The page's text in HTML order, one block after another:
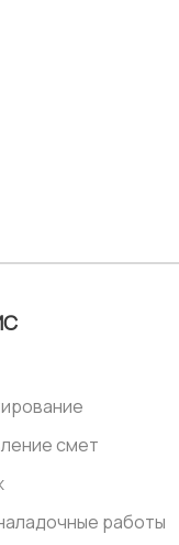
смет
работы